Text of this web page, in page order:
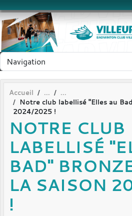
Accueil
Notre club labellisé "Elles au
2024/2025 !
NOTRE CLUB
LABELLISÉ
BAD"
LA SAISON
!